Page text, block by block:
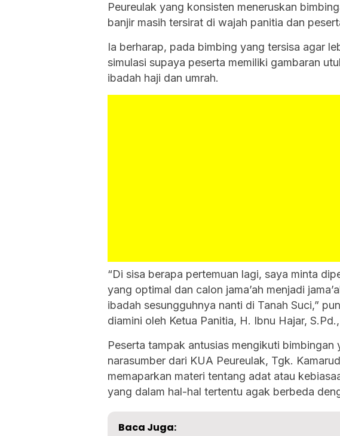
Peureulak yang konsisten meneruskan
banjir masih tersirat di wajah panitia dan
Ia berharap, pada bimbing yang tersisa agar
simulasi supaya peserta memiliki gambaran
ibadah haji dan umrah.
“Di sisa berapa pertemuan lagi, saya minta
yang optimal dan calon jama’ah menjadi
ibadah sesungguhnya nanti di Tanah Suci,”
diamini oleh Ketua Panitia, H. Ibnu Hajar,
Peserta tampak antusias mengikuti bimbingan
narasumber dari KUA Peureulak, Tgk.
memaparkan materi tentang adat atau
yang dalam hal-hal tertentu agak berbeda
Baca Juga: